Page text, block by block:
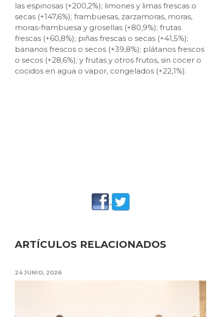
las espinosas (+200,2%); limones y limas frescas o
secas (+147,6%); frambuesas, zarzamoras, moras,
moras-frambuesa y grosellas (+80,9%); frutas
frescas (+60,8%); piñas frescas o secas (+41,5%);
bananos frescos o secos (+39,8%); plátanos frescos
o secos (+28,6%); y frutas y otros frutos, sin cocer o
cocidos en agua o vapor, congelados (+22,1%).
ARTÍCULOS RELACIONADOS
24 JUNIO, 2026